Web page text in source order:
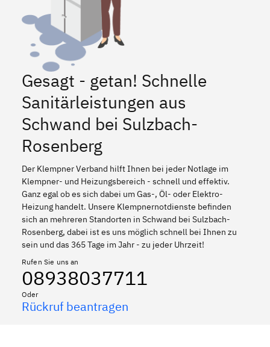
Gesagt - getan! Schnelle
Sanitärleistungen aus
Schwand bei Sulzbach-
Rosenberg
Der Klempner Verband hilft Ihnen bei jeder Notlage im
Klempner- und Heizungsbereich - schnell und effektiv.
Ganz egal ob es sich dabei um Gas-, Öl- oder Elektro-
Heizung handelt. Unsere Klempnernotdienste befinden
sich an mehreren Standorten in Schwand bei Sulzbach-
Rosenberg, dabei ist es uns möglich schnell bei Ihnen zu
sein und das 365 Tage im Jahr - zu jeder Uhrzeit!
Rufen Sie uns an
08938037711
Oder
Rückruf beantragen